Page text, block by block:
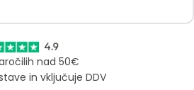
nad 50€
in vključuje DDV